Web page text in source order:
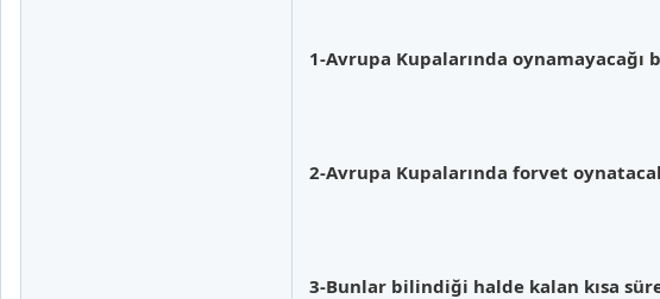
1-Avrupa Kupalarında
2-Avrupa Kupalarında forvet
3-Bunlar bilindiği halde kalan kısa